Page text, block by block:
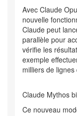
Avec Claude
nouvelle
Claude peut
parallèle pour
vérifie les
exemple
milliers de lignes
Claude Mythos
Ce nouveau